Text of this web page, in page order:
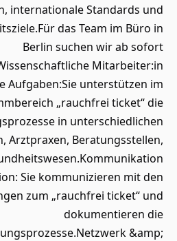
internationale Standards und
das Team im Büro in
Berlin suchen wir ab sofort
Mitarbeiter:in
Aufgaben:Sie unterstützen im
„rauchfrei ticket“ die
in unterschiedlichen
Arztpraxen, Beratungsstellen,
Sie kommunizieren mit den
zum „rauchfrei ticket“ und
dokumentieren die
&amp;